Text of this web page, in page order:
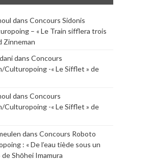
dans Concours Sidonis
– « Le Train sifflera trois
Zinneman
dans Concours
Culturopoing -« Le Sifflet » de
dans Concours
Culturopoing -« Le Sifflet » de
dans Concours Roboto
: « De l’eau tiède sous un
Shōhei Imamura